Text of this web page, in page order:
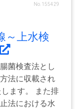
No.155429
～上水検
菌検査法とし
法に収載され
ます。 また排
法における水